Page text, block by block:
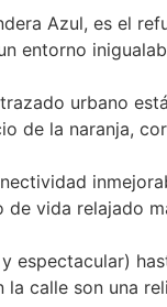
Azul, es el
entorno
urbano
de la naranja,
vida relajado
espectacular)
calle son una